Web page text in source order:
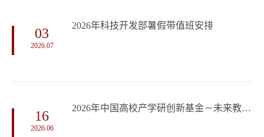
03
2026.07
2026年科技开发部暑假带值班安排
16
2026.06
2026年中国高校产学研创新基金－未来教育专项申请指南